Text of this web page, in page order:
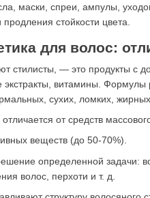
маски, спреи, ампулы,
стойкости цвета.
для волос:
стилисты, — это продукты с
витамины.
сухих, ломких,
от средств
веществ (до 50-70%).
определенной задачи:
волос, перхоти и т. д.